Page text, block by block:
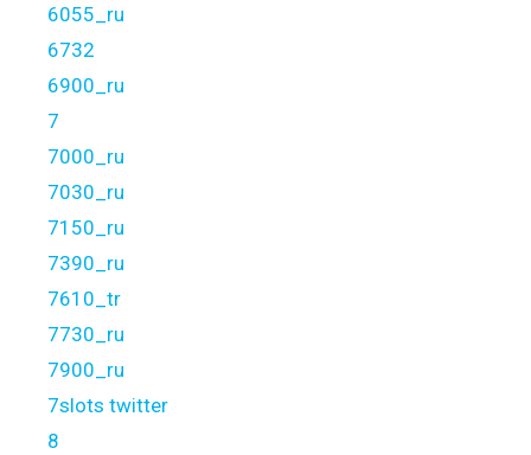
6055_ru
6732
6900_ru
7
7000_ru
7030_ru
7150_ru
7390_ru
7610_tr
7730_ru
7900_ru
7slots twitter
8